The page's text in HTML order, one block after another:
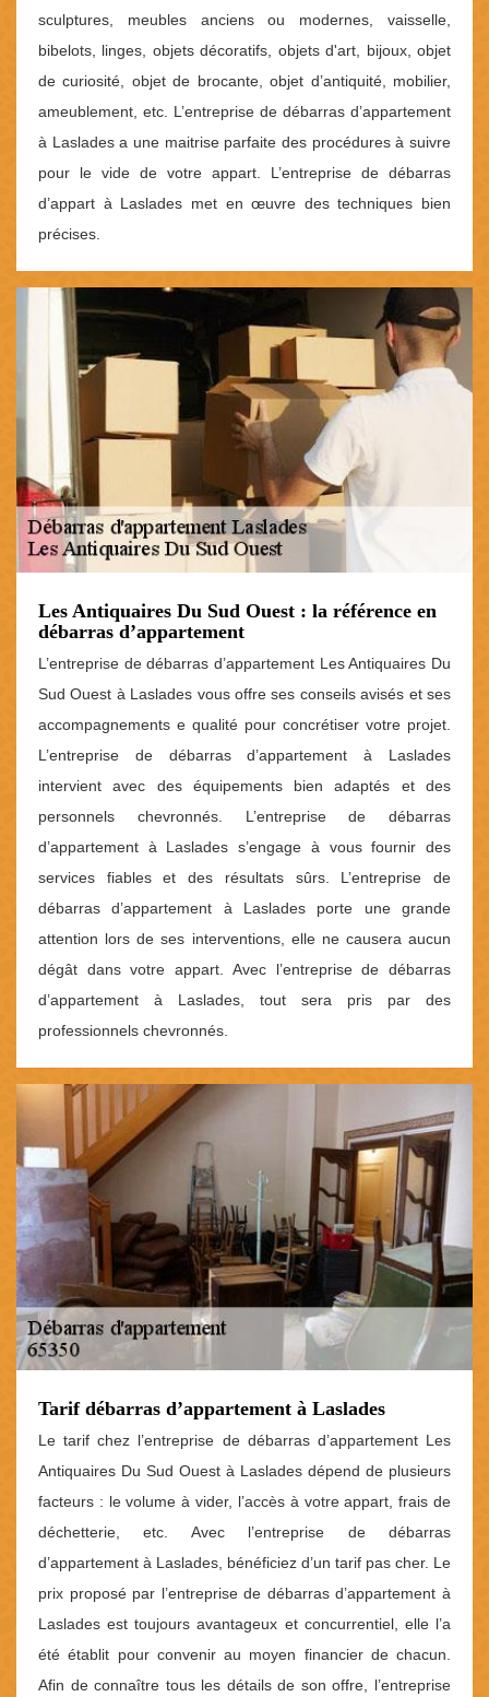
sculptures, meubles anciens ou modernes, vaisselle,
bibelots, linges, objets décoratifs, objets d'art, bijoux, objet
de curiosité, objet de brocante, objet d’antiquité, mobilier,
ameublement, etc. L’entreprise de débarras d’appartement
à Laslades a une maitrise parfaite des procédures à suivre
pour le vide de votre appart. L’entreprise de débarras
d’appart à Laslades met en œuvre des techniques bien
précises.
Les Antiquaires Du Sud Ouest : la référence en
débarras d’appartement
L’entreprise de débarras d’appartement Les Antiquaires Du
Sud Ouest à Laslades vous offre ses conseils avisés et ses
accompagnements e qualité pour concrétiser votre projet.
L’entreprise de débarras d’appartement à Laslades
intervient avec des équipements bien adaptés et des
personnels chevronnés. L’entreprise de débarras
d’appartement à Laslades s’engage à vous fournir des
services fiables et des résultats sûrs. L’entreprise de
débarras d’appartement à Laslades porte une grande
attention lors de ses interventions, elle ne causera aucun
dégât dans votre appart. Avec l’entreprise de débarras
d’appartement à Laslades, tout sera pris par des
professionnels chevronnés.
Tarif débarras d’appartement à Laslades
Le tarif chez l’entreprise de débarras d’appartement Les
Antiquaires Du Sud Ouest à Laslades dépend de plusieurs
facteurs : le volume à vider, l’accès à votre appart, frais de
déchetterie, etc. Avec l’entreprise de débarras
d’appartement à Laslades, bénéficiez d’un tarif pas cher. Le
prix proposé par l’entreprise de débarras d’appartement à
Laslades est toujours avantageux et concurrentiel, elle l’a
été établit pour convenir au moyen financier de chacun.
Afin de connaître tous les détails de son offre, l’entreprise